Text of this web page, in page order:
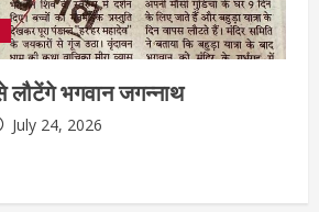
भगवान जगन्नाथ
July 24, 2026